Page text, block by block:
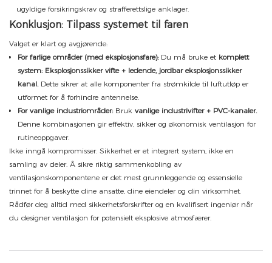
ugyldige forsikringskrav og strafferettslige anklager.
Konklusjon: Tilpass systemet til faren
Valget er klart og avgjørende:
For farlige områder (med eksplosjonsfare):Du må bruke et komplett
system: Eksplosjonssikker vifte + ledende, jordbar eksplosjonssikker
kanal. Dette sikrer at alle komponenter fra strømkilde til luftutløp er
utformet for å forhindre antennelse.
For vanlige industriområder:Brukvanlige industrivifter + PVC-kanaler.
Denne kombinasjonen gir effektiv, sikker og økonomisk ventilasjon for
rutineoppgaver.
Ikke inngå kompromisser. Sikkerhet er et integrert system, ikke en
samling av deler. Å sikre riktig sammenkobling av
ventilasjonskomponentene er det mest grunnleggende og essensielle
trinnet for å beskytte dine ansatte, dine eiendeler og din virksomhet.
Rådfør deg alltid med sikkerhetsforskrifter og en kvalifisert ingeniør når
du designer ventilasjon for potensielt eksplosive atmosfærer.